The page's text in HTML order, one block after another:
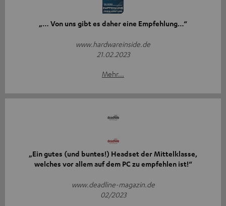
„… Von uns gibt es daher eine Empfehlung…“
www.hardwareinside.de
21.02.2023
Mehr...
„Ein gutes (und buntes!) Headset der Mittelklasse,
welches vor allem auf dem PC zu empfehlen ist!“
www.deadline-magazin.de
02/2023